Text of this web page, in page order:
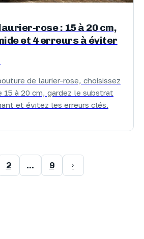
rose : 15 à 20 cm,
et 4 erreurs à éviter
de laurier-rose, choisissez
15 à 20 cm, gardez le substrat
et évitez les erreurs clés.
2 … 9 ›